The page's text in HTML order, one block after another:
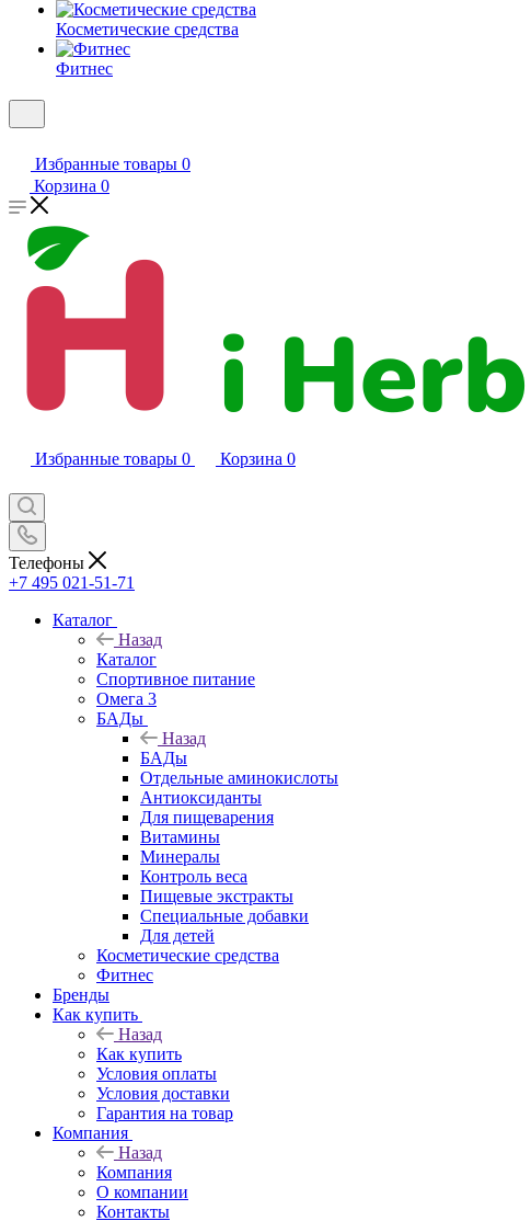
Косметические средства
Фитнес
Избранные товары 0
Корзина 0
Избранные товары 0 Корзина 0
Телефоны
+7 495 021-51-71
Каталог
Назад
Каталог
Спортивное питание
Омега 3
БАДы
Назад
БАДы
Отдельные аминокислоты
Антиоксиданты
Для пищеварения
Витамины
Минералы
Контроль веса
Пищевые экстракты
Специальные добавки
Для детей
Косметические средства
Фитнес
Бренды
Как купить
Назад
Как купить
Условия оплаты
Условия доставки
Гарантия на товар
Компания
Назад
Компания
О компании
Контакты